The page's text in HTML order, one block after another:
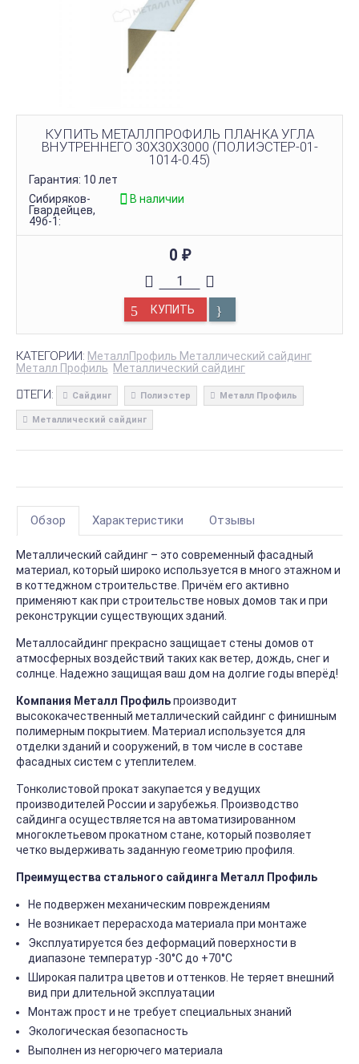
КУПИТЬ МЕТАЛЛПРОФИЛЬ ПЛАНКА УГЛА
ВНУТРЕННЕГО 30Х30Х3000 (ПОЛИЭСТЕР-01-
1014-0.45)
Гарантия: 10 лет
Сибиряков-
Гвардейцев,
49б-1:
В наличии
0 ₽
КУПИТЬ
КАТЕГОРИИ: МеталлПрофиль Металлический сайдинг
Металл Профиль Металлический сайдинг
ТЕГИ: Сайдинг Полиэстер Металл Профиль
Металлический сайдинг
Обзор Характеристики Отзывы
Металлический сайдинг – это современный фасадный
материал, который широко используется в много этажном и
в коттеджном строительстве. Причём его активно
применяют как при строительстве новых домов так и при
реконструкции существующих зданий.
Металлосайдинг прекрасно защищает стены домов от
атмосферных воздействий таких как ветер, дождь, снег и
солнце. Надежно защищая ваш дом на долгие годы вперёд!
Компания Металл Профильпроизводит
высококачественный металлический сайдинг с финишным
полимерным покрытием. Материал используется для
отделки зданий и сооружений, в том числе в составе
фасадных систем с утеплителем.
Тонколистовой прокат закупается у ведущих
производителей России и зарубежья. Производство
сайдинга осуществляется на автоматизированном
многоклетьевом прокатном стане, который позволяет
четко выдерживать заданную геометрию профиля.
Преимущества стального сайдинга Металл Профиль
Не подвержен механическим повреждениям
Не возникает перерасхода материала при монтаже
Эксплуатируется без деформаций поверхности в
диапазоне температур -30°C до +70°C
Широкая палитра цветов и оттенков. Не теряет внешний
вид при длительной эксплуатации
Монтаж прост и не требует специальных знаний
Экологическая безопасность
Выполнен из негорючего материала